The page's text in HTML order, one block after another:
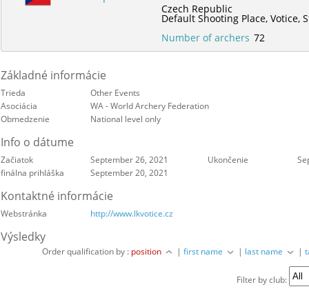
Czech Republic
Default Shooting Place,Votice,
Number of archers 72
Základné informácie
Trieda
Other Events
Asociácia
WA - World Archery Federation
Obmedzenie
National level only
Info o dátume
Začiatok September 26, 2021 Ukončenie
finálna prihláška
September 20, 2021
Kontaktné informácie
Webstránka http://www.lkvotice.cz
Výsledky
Order qualification by : position |first name | last name |
Filter by club: